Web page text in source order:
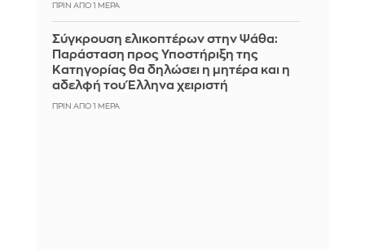
ΠΡΙΝ ΑΠΌ 1 ΜΈΡΑ
Σύγκρουση ελικοπτέρων στην Ψάθα:
Παράσταση προς Υποστήριξη της
Κατηγορίας θα δηλώσει η μητέρα και η
αδελφή του Έλληνα χειριστή
ΠΡΙΝ ΑΠΌ 1 ΜΈΡΑ